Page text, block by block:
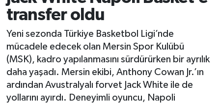
transfer oldu
Yeni sezonda Türkiye Basketbol Ligi’nde
mücadele edecek olan Mersin Spor Kulübü
(MSK), kadro yapılanmasını sürdürürken bir ayrılık
daha yaşadı. Mersin ekibi, Anthony Cowan Jr.’ın
ardından Avustralyalı forvet Jack White ile de
yollarını ayırdı. Deneyimli oyuncu, Napoli